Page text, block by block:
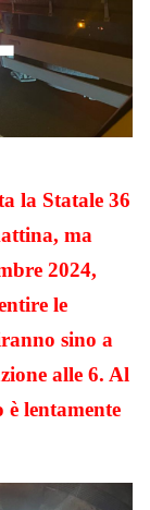
la Statale 36
ma
2024,
le
sino a
alle 6. Al
è lentamente